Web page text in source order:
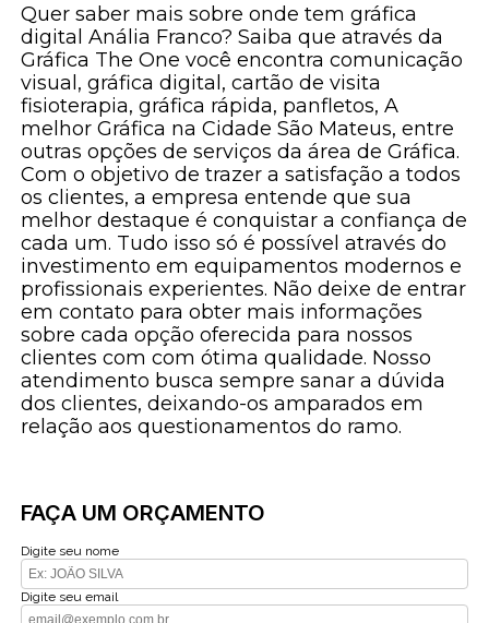
Quer saber mais sobre onde tem gráfica
digital Anália Franco? Saiba que através da
Gráfica The One você encontra comunicação
visual, gráfica digital, cartão de visita
fisioterapia, gráfica rápida, panfletos, A
melhor Gráfica na Cidade São Mateus, entre
outras opções de serviços da área de Gráfica.
Com o objetivo de trazer a satisfação a todos
os clientes, a empresa entende que sua
melhor destaque é conquistar a confiança de
cada um. Tudo isso só é possível através do
investimento em equipamentos modernos e
profissionais experientes. Não deixe de entrar
em contato para obter mais informações
sobre cada opção oferecida para nossos
clientes com com ótima qualidade. Nosso
atendimento busca sempre sanar a dúvida
dos clientes, deixando-os amparados em
relação aos questionamentos do ramo.
FAÇA UM ORÇAMENTO
Digite seu nome
Digite seu email